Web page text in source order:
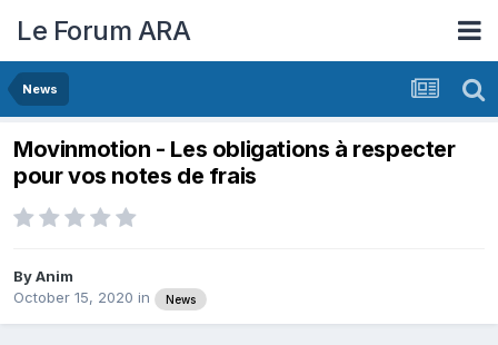
Le Forum ARA
News
Movinmotion - Les obligations à respecter
pour vos notes de frais
ByAnim
October 15, 2020 in News